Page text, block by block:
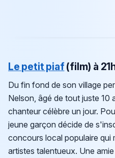
Le petit piaf(film) à
Du fin fond de son village
Nelson, âgé de tout juste 10
chanteur célèbre un jour.
jeune garçon décide de
concours local populaire qui
artistes talentueux. Une